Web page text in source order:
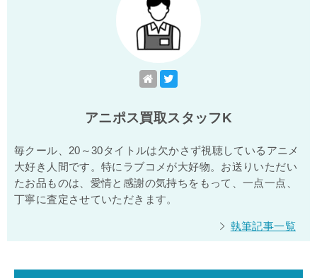
アニポス買取スタッフK
毎クール、20～30タイトルは欠かさず視聴しているアニメ
大好き人間です。特にラブコメが大好物。お送りいただい
たお品ものは、愛情と感謝の気持ちをもって、一点一点、
丁寧に査定させていただきます。
執筆記事一覧